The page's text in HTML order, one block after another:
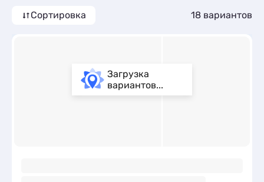
номере и завтрак включен.
Сортировка 18 вариантов
Загрузка
вариантов...